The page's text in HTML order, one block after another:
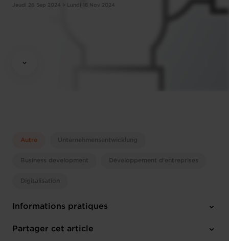
Jeudi 26 Sep 2024 > Lundi 18 Nov 2024
Autre Unternehmensentwicklung
Business development Développement d'entreprises
Digitalisation
Informations pratiques
Jeudi 26 Sep 2024 > Lundi 18 Nov 2024
Partager cet article